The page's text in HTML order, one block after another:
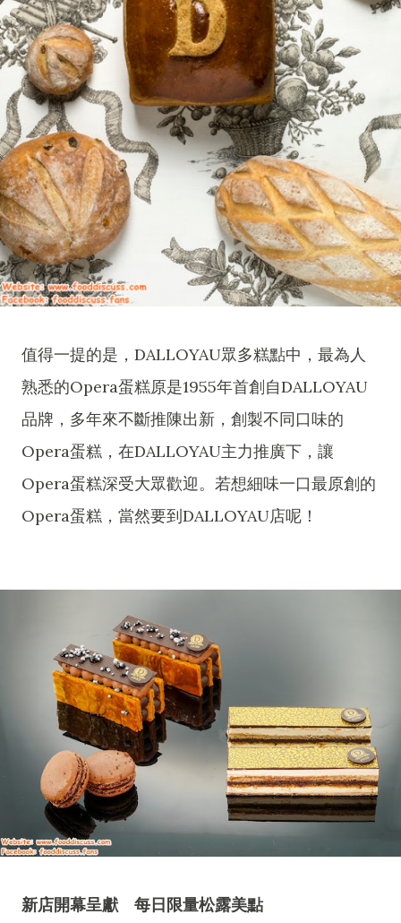
值得一提的是，DALLOYAU眾多糕點中，最為人
熟悉的Opera蛋糕原是1955年首創自DALLOYAU
品牌，多年來不斷推陳出新，創製不同口味的
Opera蛋糕，在DALLOYAU主力推廣下，讓
Opera蛋糕深受大眾歡迎。若想細味一口最原創的
Opera蛋糕，當然要到DALLOYAU店呢！
新店開幕呈獻 每日限量松露美點